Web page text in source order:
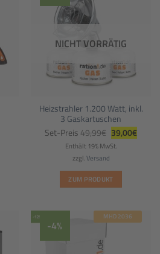
NICHT VORRÄTIG
Heizstrahler 1.200 Watt, inkl.
3 Gaskartuschen
Set-Preis 49,99€ Preis
war:
39,00€Preis
Enthält 19% MwSt.
zzgl.Versand
ZUM PRODUKT
-4%
MHD 2036